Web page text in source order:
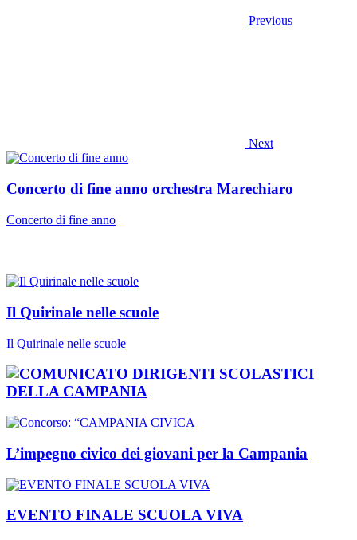
Previous
Next
Concerto di fine anno orchestra Marechiaro
Concerto di fine anno
Il Quirinale nelle scuole
Il Quirinale nelle scuole
L’impegno civico dei giovani per la Campania
EVENTO FINALE SCUOLA VIVA